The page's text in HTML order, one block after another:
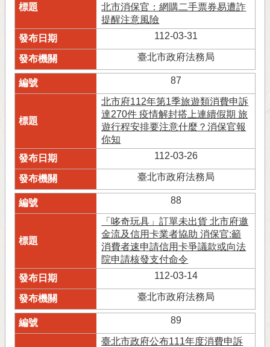
北市消保官：網購二手票券易遭詐
提醒注意風險
112-03-31
臺北市政府法務局
87
北市府112年第1季旅遊類消費申訴
達270件 疫情解封搭上連續假期 旅
遊行程安排要注意什麼？消保官報
你知
112-03-26
臺北市政府法務局
88
「哆奇玩具」訂單未出貨 北市府邀
金流及信用卡業者協助 消保官:籲
消費者速申請信用卡爭議款或向法
院申請核發支付命令
112-03-14
臺北市政府法務局
89
臺北市政府公布111年度消費申訴